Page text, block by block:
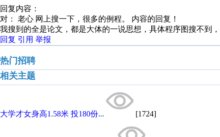
回复内容：
对： 老心 网上搜一下，很多的例程。 内容的回复！
我搜到的全是论文，都是大体的一说思想，具体程序图搜不到
回复 引用 举报
热门招聘
相关主题
大学才女身高1.58米 投180份... [1724]